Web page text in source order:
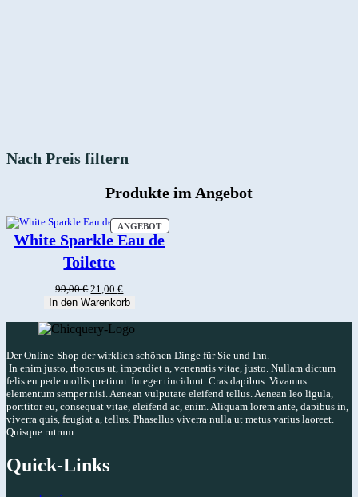
Nach Preis filtern
Produkte im Angebot
ANGEBOTPRODUKT
IM
ANGEBOT
White Sparkle Eau de
Toilette
99,00€Ursprünglicher
Preis
99,00 €
21,00€Aktueller
Preis
21,00 €.
In den Warenkorb
Der Online-Shop der wirklich schönen Dinge für Sie und Ihn.
In enim justo, rhoncus ut, imperdiet a, venenatis vitae, justo. Nullam dictum
felis eu pede mollis pretium. Integer tincidunt. Cras dapibus. Vivamus
elementum semper nisi. Aenean vulputate eleifend tellus. Aenean leo ligula,
porttitor eu, consequat vitae, eleifend ac, enim. Aliquam lorem ante, dapibus in,
viverra quis, feugiat a, tellus. Phasellus viverra nulla ut metus varius laoreet.
Quisque rutrum.
Quick-Links